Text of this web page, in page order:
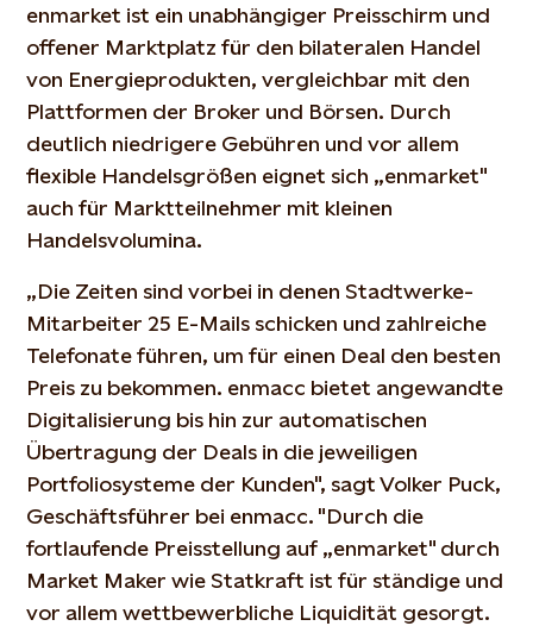
enmarket ist ein unabhängiger Preisschirm und
offener Marktplatz für den bilateralen Handel
von Energieprodukten, vergleichbar mit den
Plattformen der Broker und Börsen. Durch
deutlich niedrigere Gebühren und vor allem
flexible Handelsgrößen eignet sich „enmarket"
auch für Marktteilnehmer mit kleinen
Handelsvolumina.
„Die Zeiten sind vorbei in denen Stadtwerke-
Mitarbeiter 25 E-Mails schicken und zahlreiche
Telefonate führen, um für einen Deal den besten
Preis zu bekommen. enmacc bietet angewandte
Digitalisierung bis hin zur automatischen
Übertragung der Deals in die jeweiligen
Portfoliosysteme der Kunden", sagt Volker Puck,
Geschäftsführer bei enmacc. "Durch die
fortlaufende Preisstellung auf „enmarket" durch
Market Maker wie Statkraft ist für ständige und
vor allem wettbewerbliche Liquidität gesorgt.